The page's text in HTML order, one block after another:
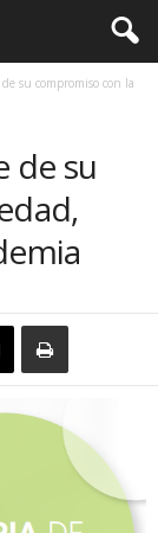
su compromiso con la
de su